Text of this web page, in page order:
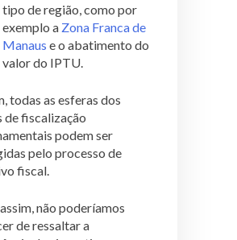
tipo de região, como por
exemplo a Zona Franca de
Manaus e o abatimento do
valor do IPTU.
todas as esferas dos
de fiscalização
podem ser
pelo processo de
fiscal.
não poderíamos
de ressaltar a